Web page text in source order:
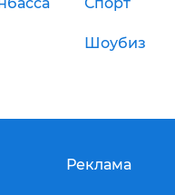
Шоубиз
Реклама